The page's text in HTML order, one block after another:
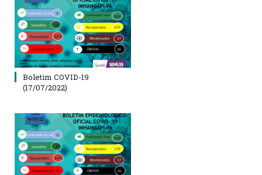
Boletim COVID-19
(17/07/2022)